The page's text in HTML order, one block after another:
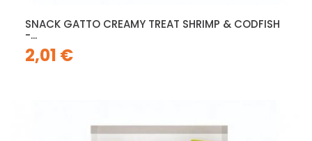
SNACK GATTO CREAMY TREAT SHRIMP & CODFISH
-...
2,01 €